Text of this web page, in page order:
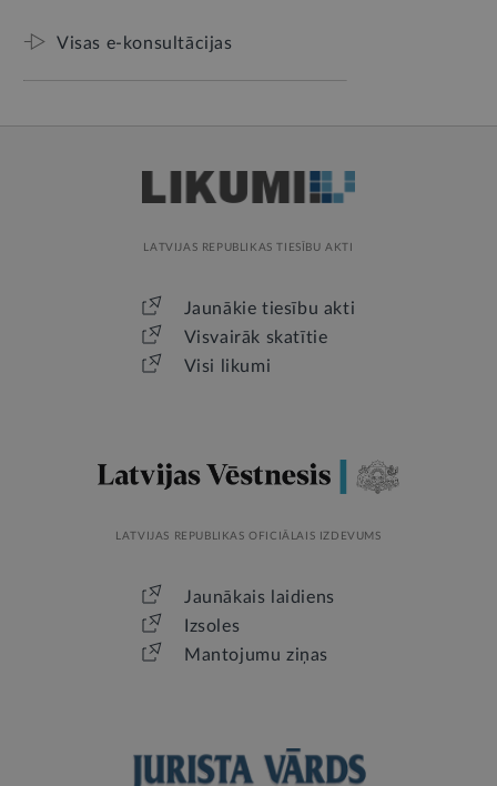
Visas e-konsultācijas
LATVIJAS REPUBLIKAS TIESĪBU AKTI
Jaunākie tiesību akti
Visvairāk skatītie
Visi likumi
LATVIJAS REPUBLIKAS OFICIĀLAIS IZDEVUMS
Jaunākais laidiens
Izsoles
Mantojumu ziņas